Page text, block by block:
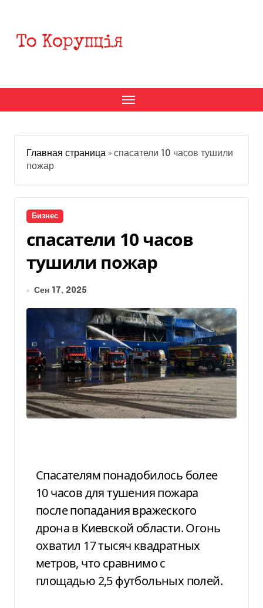
содержанию
Главная страница » спасатели 10 часов тушили
пожар
Бизнес
спасатели 10 часов
тушили пожар
Сен 17, 2025
Спасателям понадобилось более
10 часов для тушения пожара
после попадания вражеского
дрона в Киевской области. Огонь
охватил 17 тысяч квадратных
метров, что сравнимо с
площадью 2,5 футбольных полей.